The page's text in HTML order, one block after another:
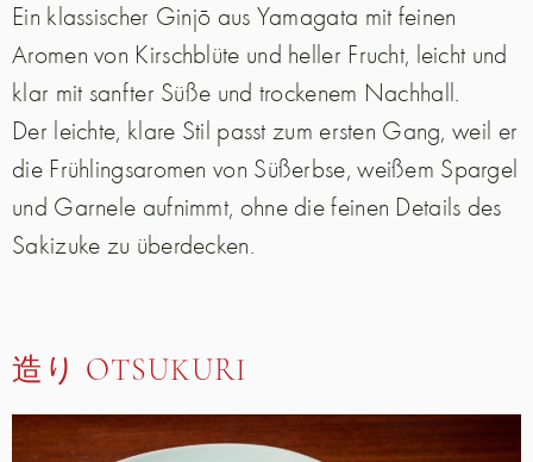
Ein klassischer Ginjō aus Yamagata mit feinen
Aromen von Kirschblüte und heller Frucht, leicht und
klar mit sanfter Süße und trockenem Nachhall.
Der leichte, klare Stil passt zum ersten Gang, weil er
die Frühlingsaromen von Süßerbse, weißem Spargel
und Garnele aufnimmt, ohne die feinen Details des
Sakizuke zu überdecken.
造り OTSUKURI